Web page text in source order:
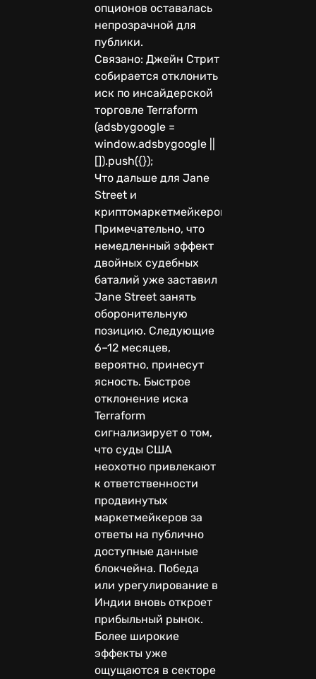
опционов оставалась
непрозрачной для
публики.
Связано: Джейн Стрит
собирается отклонить
иск по инсайдерской
торговле Terraform
(adsbygoogle =
window.adsbygoogle ||
[]).push({});
Что дальше для Jane
Street и
криптомаркетмейкеров?
Примечательно, что
немедленный эффект
двойных судебных
баталий уже заставил
Jane Street занять
оборонительную
позицию. Следующие
6–12 месяцев,
вероятно, принесут
ясность. Быстрое
отклонение иска
Terraform
сигнализирует о том,
что суды США
неохотно привлекают
к ответственности
продвинутых
маркетмейкеров за
ответы на публично
доступные данные
блокчейна. Победа
или урегулирование в
Индии вновь откроет
прибыльный рынок.
Более широкие
эффекты уже
ощущаются в секторе